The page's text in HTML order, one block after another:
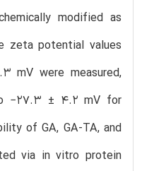
modified as
zeta potential values
mV were measured,
−27.3 ± 4.2 mV for
of GA, GA-TA, and
via in vitro protein